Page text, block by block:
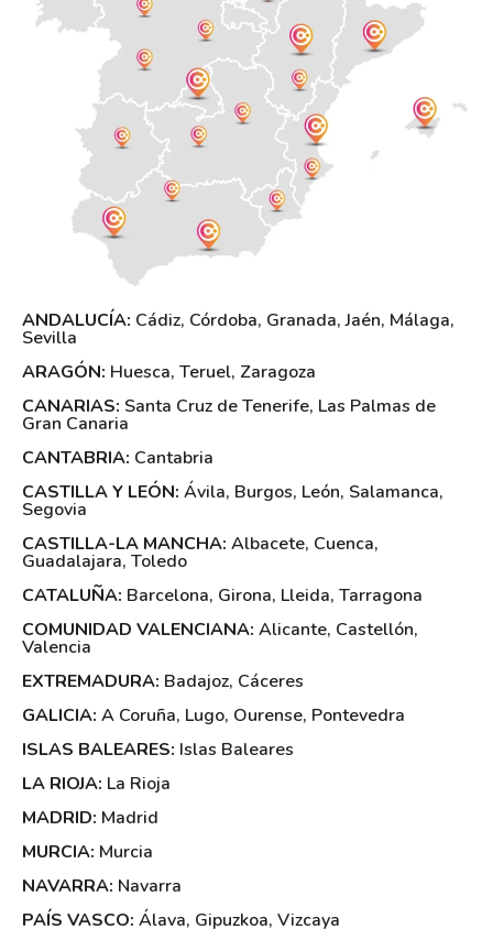
ANDALUCÍA: Cádiz, Córdoba, Granada,Jaén, Málaga,
Sevilla
ARAGÓN: Huesca, Teruel, Zaragoza
CANARIAS: Santa Cruz de Tenerife, Las Palmas de
Gran Canaria
CANTABRIA: Cantabria
CASTILLA Y LEÓN: Ávila, Burgos, León, Salamanca,
Segovia
CASTILLA-LA MANCHA: Albacete, Cuenca,
Guadalajara, Toledo
CATALUÑA: Barcelona, Girona, Lleida, Tarragona
COMUNIDAD VALENCIANA: Alicante, Castellón,
Valencia
EXTREMADURA: Badajoz, Cáceres
GALICIA: A Coruña, Lugo, Ourense, Pontevedra
ISLAS BALEARES: Islas Baleares
LA RIOJA: La Rioja
MADRID: Madrid
MURCIA: Murcia
NAVARRA: Navarra
PAÍS VASCO: Álava, Gipuzkoa, Vizcaya